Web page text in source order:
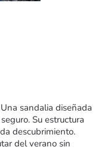
sandalia diseñada
Su estructura
descubrimiento.
del verano sin